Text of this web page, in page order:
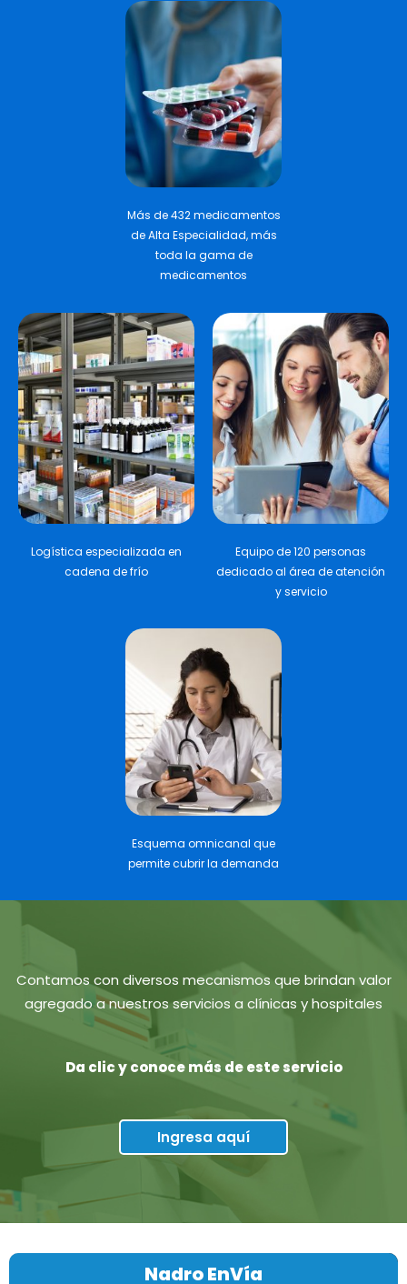
Más de 432 medicamentos
de Alta Especialidad, más
toda la gama de
medicamentos
Logística especializada en
cadena de frío
Equipo de 120 personas
dedicado al área de atención
y servicio
Esquema omnicanal que
permite cubrir la demanda
Contamos con diversos mecanismos que brindan valor
agregado a nuestros servicios a clínicas y hospitales
Da clic y conoce más de este servicio
Ingresa aquí
Nadro EnVía